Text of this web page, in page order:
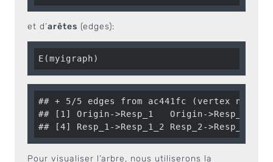
et d’arêtes (edges):
E(myigraph)
## + 5/5 edges from ac441fc (vertex
## [1] Origin->Resp_1   Origin->Resp_2
## [4] Resp_1->Resp_1_2 Resp_2->Resp_2_1
Pour visualiser l’arbre, nous utiliserons la